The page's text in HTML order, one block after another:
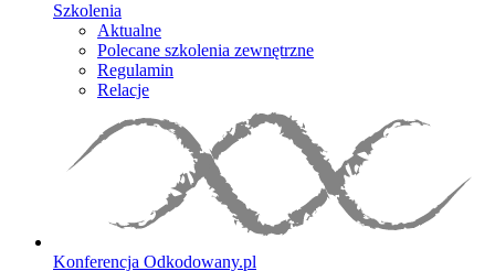
Szkolenia
Aktualne
Polecane szkolenia zewnętrzne
Regulamin
Relacje
Konferencja Odkodowany.pl